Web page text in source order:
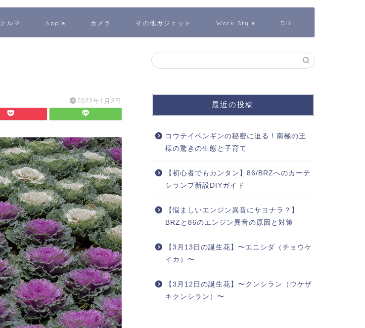
クルマ Apple カメラ その他ガジェット Work Style DIY
2022年1月2日 最近の投稿
コウテイペンギンの秘密に迫る！南極の王
様の驚きの生態と子育て
【初心者でもカンタン】86/BRZへのカーテ
シランプ新設DIYガイド
【悩ましいエンジン異音にサヨナラ？】
BRZと86のエンジン異音の原因と対策
【3月13日の誕生花】〜エニシダ（チョウケ
イカ）〜
【3月12日の誕生花】〜クンシラン（ウケザ
キクンシラン）〜